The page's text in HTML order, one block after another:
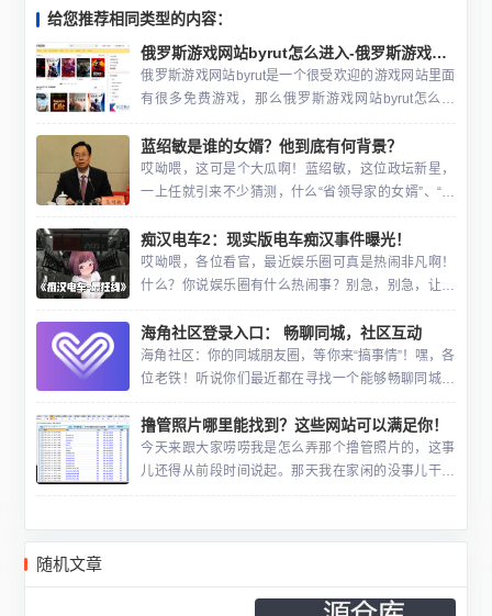
给您推荐相同类型的内容：
俄罗斯游戏网站byrut怎么进入-俄罗斯游戏网站byrut进入方法介绍
俄罗斯游戏网站byrut是一个很受欢迎的游戏网站里面
有很多免费游戏，那么俄罗斯游戏网站byrut怎么进
入，其实需要点击下面网站复制进入，进入之后就可
以看到众多游戏，还不知道怎么进入的玩家一起来看
看这篇
蓝绍敏是谁的女婿？他到底有何背景？
哎呦喂，这可是个大瓜啊！蓝绍敏，这位政坛新星，
一上任就引来不少猜测，什么“省领导家的女婿”、“军
区司令员的儿子”…… 啧啧啧，这年头，当官儿都得自
带神秘光环了？别急，别急，今天咱们就来扒一扒，
看看这蓝
痴汉电车2：现实版电车痴汉事件曝光！
哎呦喂，各位看官，最近娱乐圈可真是热闹非凡啊！
什么？你说娱乐圈有什么热闹事？别急，别急，让我
慢慢道来。最近，日本娱乐圈可真是发生了件大事，
而且是那种让你看了之后忍不住想说“这年头，什么奇
葩都有”的事件
海角社区登录入口： 畅聊同城，社区互动
海角社区：你的同城朋友圈，等你来“搞事情”！嘿，各
位老铁！听说你们最近都在寻找一个能够畅聊同城、
社区互动的好地方？别着急，今天小编就来给你们推
荐一个宝藏网站——海角社区！海角社区，顾名思
义，就是专门为
撸管照片哪里能找到？这些网站可以满足你！
今天来跟大家唠唠我是怎么弄那个撸管照片的，这事
儿还得从前段时间说起。那天我在家闲的没事儿干，
就刷手机呗。刷着刷着就看到一些那种，你们懂的，
来劲。心想，要不
随机文章